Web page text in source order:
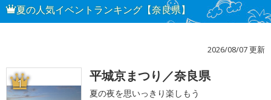
夏の人気イベントランキング【奈良県】
2026/08/07 更新
1 平城京まつり／奈良県
夏の夜を思いっきり楽しもう